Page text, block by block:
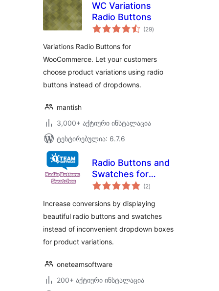
WC Variations
Radio Buttons
(29საერთო
რეიტინგი
)
Variations Radio Buttons for
WooCommerce. Let your customers
choose product variations using radio
buttons instead of dropdowns.
mantish
3,000+ აქტიური ინსტალაცია
ტესტირებულია: 6.7.6
Radio Buttons and
Swatches for
WooCommerce
(2საერთო
რეიტინგი
)
Increase conversions by displaying
beautiful radio buttons and swatches
instead of inconvenient dropdown boxes
for product variations.
oneteamsoftware
200+ აქტიური ინსტალაცია